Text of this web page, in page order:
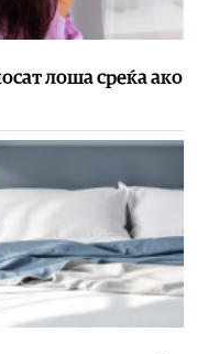
лоша среќа ако